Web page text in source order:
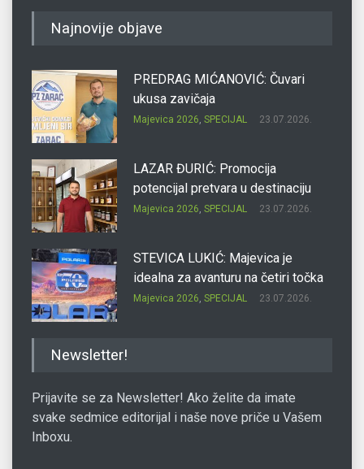
Najnovije objave
PREDRAG MIĆANOVIĆ: Čuvari
ukusa zavičaja
Majevica 2026, SPECIJAL 23.07.2026.
LAZAR ĐURIĆ: Promocija
potencijal pretvara u destinaciju
Majevica 2026, SPECIJAL 23.07.2026.
STEVICA LUKIĆ: Majevica je
idealna za avanturu na četiri točka
Majevica 2026, SPECIJAL 23.07.2026.
Newsletter!
Prijavite se za Newsletter! Ako želite da imate
svake sedmice editorijal i naše nove priče u Vašem
Inboxu.